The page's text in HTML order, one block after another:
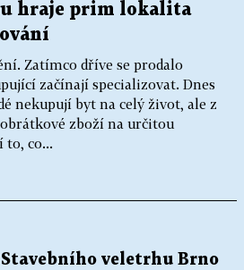
hraje prim lokalita
Zatímco dříve se prodalo
začínají specializovat. Dnes
nekupují byt na celý život, ale z
zboží na určitou
to, co...
veletrhu Brno